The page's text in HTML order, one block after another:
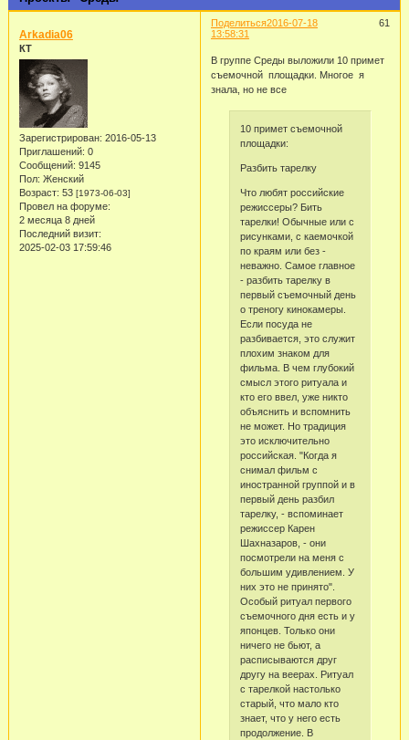
Поделиться 61
2016-07-18
13:58:31
Arkadia06
КТ
Зарегистрирован: 2016-05-13
Приглашений: 0
Сообщений: 9145
Пол: Женский
Возраст: 53 [1973-06-03]
Провел на форуме:
2 месяца 8 дней
Последний визит:
2025-02-03 17:59:46
В группе Среды выложили 10 примет
съемочной площадки. Многое я
знала, но не все
10 примет съемочной
площадки:
Разбить тарелку
Что любят российские
режиссеры? Бить
тарелки! Обычные или с
рисунками, с каемочкой
по краям или без -
неважно. Самое главное
- разбить тарелку в
первый съемочный день
о треногу кинокамеры.
Если посуда не
разбивается, это служит
плохим знаком для
фильма. В чем глубокий
смысл этого ритуала и
кто его ввел, уже никто
объяснить и вспомнить
не может. Но традиция
это исключительно
российская. "Когда я
снимал фильм с
иностранной группой и в
первый день разбил
тарелку, - вспоминает
режиссер Карен
Шахназаров, - они
посмотрели на меня с
большим удивлением. У
них это не принято".
Особый ритуал первого
съемочного дня есть и у
японцев. Только они
ничего не бьют, а
расписываются друг
другу на веерах. Ритуал
с тарелкой настолько
старый, что мало кто
знает, что у него есть
продолжение. В